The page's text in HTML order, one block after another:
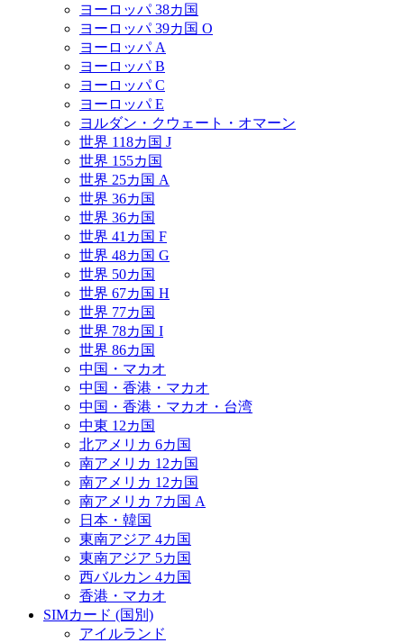
ヨーロッパ 38カ国
ヨーロッパ 39カ国 O
ヨーロッパ A
ヨーロッパ B
ヨーロッパ C
ヨーロッパ E
ヨルダン・クウェート・オマーン
世界 118カ国 J
世界 155カ国
世界 25カ国 A
世界 36カ国
世界 36カ国
世界 41カ国 F
世界 48カ国 G
世界 50カ国
世界 67カ国 H
世界 77カ国
世界 78カ国 I
世界 86カ国
中国・マカオ
中国・香港・マカオ
中国・香港・マカオ・台湾
中東 12カ国
北アメリカ 6カ国
南アメリカ 12カ国
南アメリカ 12カ国
南アメリカ 7カ国 A
日本・韓国
東南アジア 4カ国
東南アジア 5カ国
西バルカン 4カ国
香港・マカオ
SIMカード (国別)
アイルランド